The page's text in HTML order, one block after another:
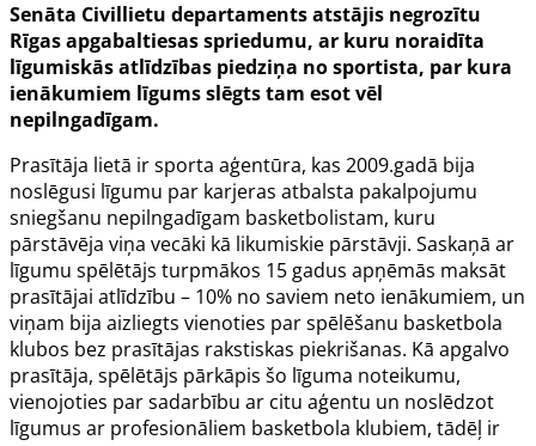
Senāta Civillietu departaments atstājis negrozītu
Rīgas apgabaltiesas spriedumu, ar kuru noraidīta
līgumiskās atlīdzības piedziņa no sportista, par kura
ienākumiem līgums slēgts tam esot vēl
nepilngadīgam.
Prasītāja lietā ir sporta aģentūra, kas 2009.gadā bija
noslēgusi līgumu par karjeras atbalsta pakalpojumu
sniegšanu nepilngadīgam basketbolistam, kuru
pārstāvēja viņa vecāki kā likumiskie pārstāvji. Saskaņā ar
līgumu spēlētājs turpmākos 15 gadus apņēmās maksāt
prasītājai atlīdzību – 10% no saviem neto ienākumiem, un
viņam bija aizliegts vienoties par spēlēšanu basketbola
klubos bez prasītājas rakstiskas piekrišanas. Kā apgalvo
prasītāja, spēlētājs pārkāpis šo līguma noteikumu,
vienojoties par sadarbību ar citu aģentu un noslēdzot
līgumus ar profesionāliem basketbola klubiem, tādēļ ir